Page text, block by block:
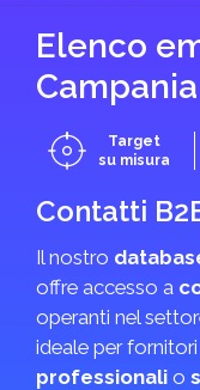
Elenco
Campania
Target
su misura
Contatti
Il nostro
offre accesso a
operanti nel
ideale per fornitori
professionali o